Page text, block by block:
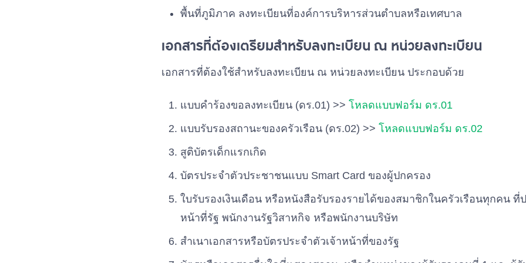
พื้นที่ภูมิภาค ลงทะเบียนที่องค์การบริหารส่วนตําบลหรือเทศบาล
เอกสารที่ต้องเตรียมสำหรับลงทะเบียน ณ หน่วยลงทะเบียน
เอกสารที่ต้องใช้สำหรับลงทะเบียน ณ หน่วยลงทะเบียน ประกอบด้วย
แบบคำร้องขอลงทะเบียน (ดร.01) >> โหลดแบบฟอร์ม ดร.01
แบบรับรองสถานะของครัวเรือน (ดร.02) >> โหลดแบบฟอร์ม ดร.02
สูติบัตรเด็กแรกเกิด
บัตรประจำตัวประชาชนแบบ Smart Card ของผู้ปกครอง
ใบรับรองเงินเดือน หรือหนังสือรับรองรายได้ของสมาชิกในครัวเรือนทุกคน ที่
หน้าที่รัฐ พนักงานรัฐวิสาหกิจ หรือพนักงานบริษัท
สำเนาเอกสารหรือบัตรประจำตัวเจ้าหน้าที่ของรัฐ